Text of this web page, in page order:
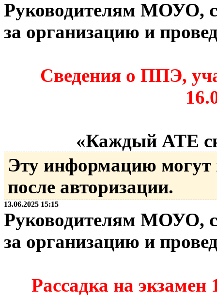
Руководителям МОУО,
за организацию и
Сведения о ППЭ,
«Каждый АТЕ
Эту информацию могут
после авторизации.
13.06.2025 15:15
Руководителям МОУО,
за организацию и
Рассадка на экзамен